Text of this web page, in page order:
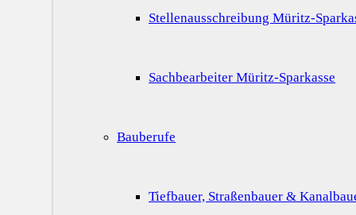
Stellenausschreibung Müritz-
Sachbearbeiter Müritz-Sparkasse
Bauberufe
Tiefbauer, Straßenbauer &